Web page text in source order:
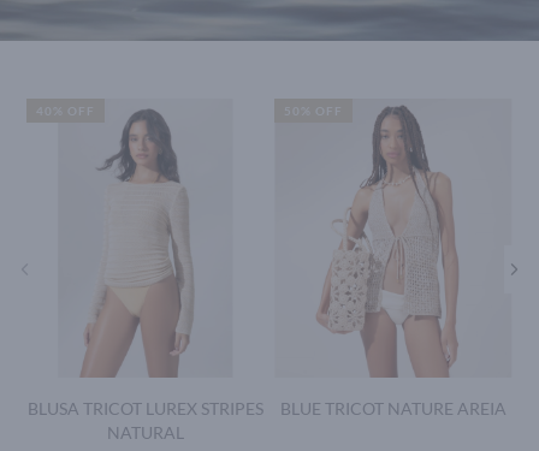
BLUSA TRICOT LUREX STRIPES
NATURAL
40% OFF
BLUE TRICOT NATURE AREIA
50% OFF